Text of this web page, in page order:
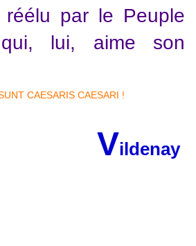
réélu par le Peuple
qui, lui, aime son
Vildenay